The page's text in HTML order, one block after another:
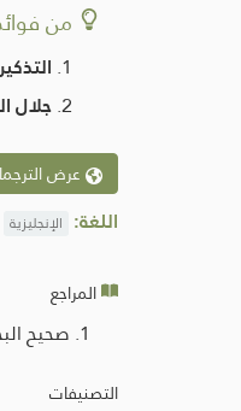
من
جلال
عرض
اللغة: الإنجليزية
المراجع
صحيح البخاري (6/ 126) (4812)، صحيح مسلم (4/ 2148) (2787)، فتح الباري (13/367)، عمدة
التصنيفات